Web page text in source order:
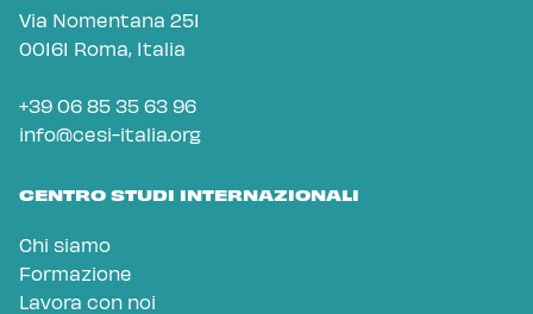
Via Nomentana 251
00161 Roma, Italia
+39 06 85 35 63 96
info@cesi-italia.org
CENTRO STUDI INTERNAZIONALI
Chi siamo
Formazione
Lavora con noi